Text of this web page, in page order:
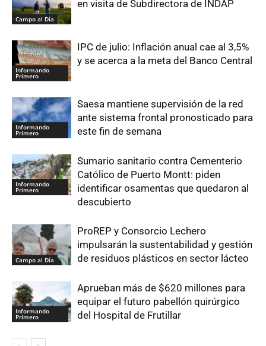
Campo al Día
en visita de Subdirectora de INDAP
Informando
Primero
IPC de julio: Inflación anual cae al 3,5%
y se acerca a la meta del Banco Central
Informando
Primero
Saesa mantiene supervisión de la red
ante sistema frontal pronosticado para
este fin de semana
Informando
Primero
Sumario sanitario contra Cementerio
Católico de Puerto Montt: piden
identificar osamentas que quedaron al
descubierto
Campo al Día
ProREP y Consorcio Lechero
impulsarán la sustentabilidad y gestión
de residuos plásticos en sector lácteo
Informando
Primero
Aprueban más de $620 millones para
equipar el futuro pabellón quirúrgico
del Hospital de Frutillar